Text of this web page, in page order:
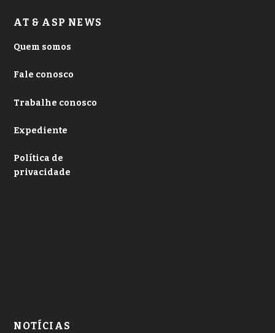
AT & ASP NEWS
Quem somos
Fale conosco
Trabalhe conosco
Expediente
Política de
privacidade
NOTÍCIAS